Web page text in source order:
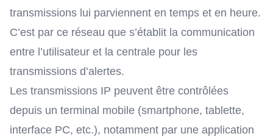
transmissions lui parviennent en temps et en heure.
C’est par ce réseau que s’établit la communication
entre l’utilisateur et la centrale pour les
transmissions d’alertes.
Les transmissions IP peuvent être contrôlées
depuis un terminal mobile (smartphone, tablette,
interface PC, etc.), notamment par une application